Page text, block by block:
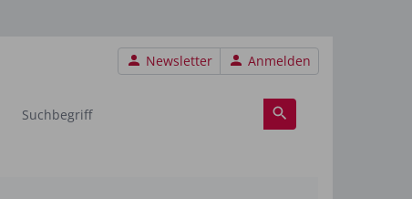
Benutzermenü
Newsletter Anmelden